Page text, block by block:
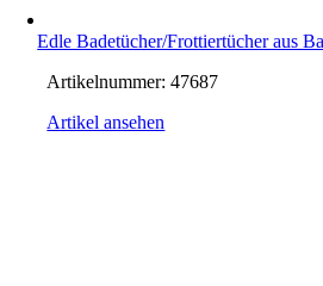
Edle Badetücher/Frottiertücher aus
Artikelnummer:47687
Artikel ansehen